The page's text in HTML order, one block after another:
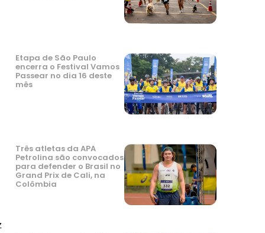
Etapa de São Paulo
encerra o Festival Vamos
Passear no dia 16 deste
mês
Três atletas da APA
Petrolina são convocados
para defender o Brasil no
Grand Prix de Cali, na
Colômbia